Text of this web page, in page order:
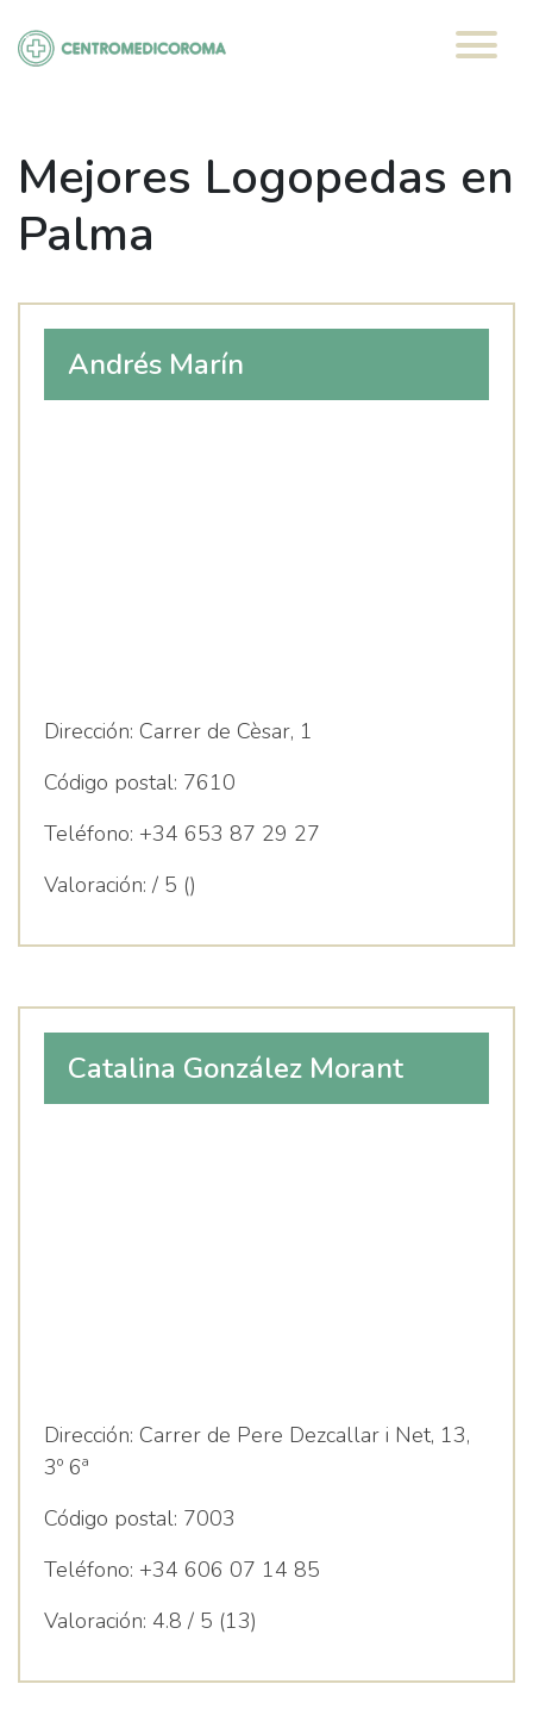
contenido
Mejores Logopedas en
Palma
Andrés Marín
Dirección: Carrer de Cèsar, 1
Código postal: 7610
Teléfono: +34 653 87 29 27
Valoración: / 5 ()
Catalina González Morant
Dirección: Carrer de Pere Dezcallar i Net, 13,
3º 6ª
Código postal: 7003
Teléfono: +34 606 07 14 85
Valoración: 4.8 / 5 (13)